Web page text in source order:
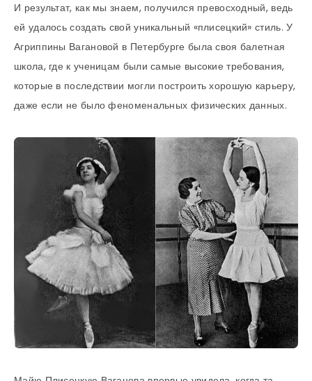
И результат, как мы знаем, получился превосходный, ведь
ей удалось создать свой уникальный «плисецкий» стиль. У
Агриппины Вагановой в Петербурге была своя балетная
школа, где к ученицам были самые высокие требования,
которые в последствии могли построить хорошую карьеру,
даже если не было феноменальных физических данных.